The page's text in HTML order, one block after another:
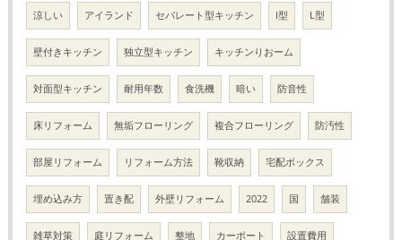
涼しい アイランド セパレート型キッチン I型 L型
壁付きキッチン 独立型キッチン キッチンりおーム
対面型キッチン 耐用年数 食洗機 暗い 防音性
床リフォーム 無垢フローリング 複合フローリング 防汚性
部屋リフォーム リフォーム方法 靴収納 宅配ボックス
埋め込み方 置き配 外壁リフォーム 2022 国 舗装
雑草対策 庭リフォーム 整地 カーポート 設置費用